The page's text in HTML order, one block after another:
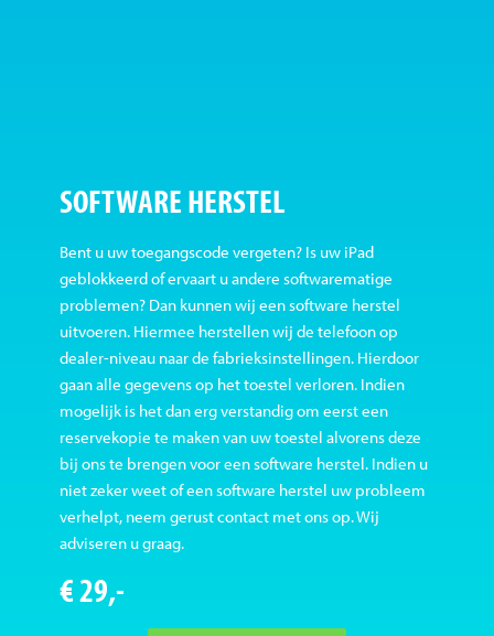
SOFTWARE HERSTEL
Bent u uw toegangscode vergeten? Is uw iPad
geblokkeerd of ervaart u andere softwarematige
problemen? Dan kunnen wij een software herstel
uitvoeren. Hiermee herstellen wij de telefoon op
dealer-niveau naar de fabrieksinstellingen. Hierdoor
gaan alle gegevens op het toestel verloren. Indien
mogelijk is het dan erg verstandig om eerst een
reservekopie te maken van uw toestel alvorens deze
bij ons te brengen voor een software herstel. Indien u
niet zeker weet of een software herstel uw probleem
verhelpt, neem gerust contact met ons op. Wij
adviseren u graag.
€ 29,-